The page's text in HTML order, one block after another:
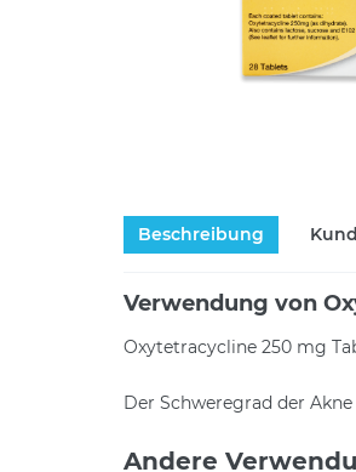
Beschreibung
Verwendung von
Oxytetracycline 250 mg
Der Schweregrad der
Andere